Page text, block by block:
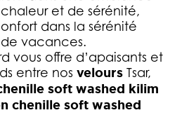
et de sérénité,
dans la sérénité
vacances.
vous offre d’apaisants et
entre nos veloursTsar,
soft washed kilim
chenille soft washed